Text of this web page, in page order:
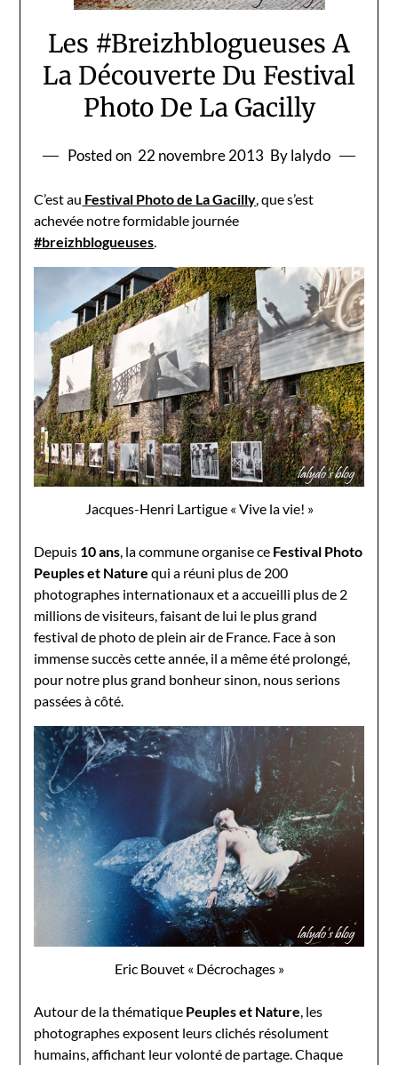
Les #Breizhblogueuses A
La Découverte Du Festival
Photo De La Gacilly
Posted on 22 novembre 2013 By lalydo
C’est au Festival Photo de La Gacilly, que s’est
achevée notre formidable journée
#breizhblogueuses.
Jacques-Henri Lartigue « Vive la vie! »
Depuis 10 ans, la commune organise ce Festival Photo
Peuples et Nature qui a réuni plus de 200
photographes internationaux et a accueilli plus de 2
millions de visiteurs, faisant de lui le plus grand
festival de photo de plein air de France. Face à son
immense succès cette année, il a même été prolongé,
pour notre plus grand bonheur sinon, nous serions
passées à côté.
Eric Bouvet « Décrochages »
Autour de la thématique Peuples et Nature , les
photographes exposent leurs clichés résolument
humains, affichant leur volonté de partage. Chaque